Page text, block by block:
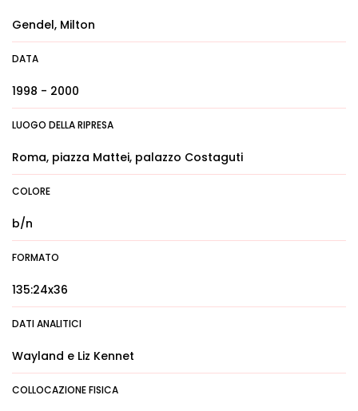
Gendel, Milton
DATA
1998 - 2000
LUOGO DELLA RIPRESA
Roma, piazza Mattei, palazzo Costaguti
COLORE
b/n
FORMATO
135:24x36
DATI ANALITICI
Wayland e Liz Kennet
COLLOCAZIONE FISICA